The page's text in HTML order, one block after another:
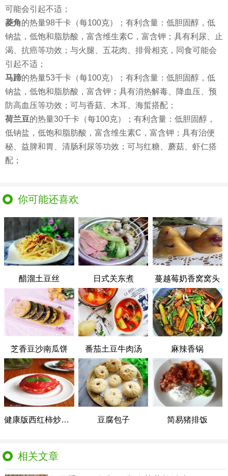
可能会引起不适；
菱角的热量98千卡（每100克）；有利含量：低胆固醇，低
钠盐，低饱和脂肪酸，富含维生素C，富含钾；具有利尿、止
渴、抗癌等功效；与火腿、五花肉、排骨相克，同食可能会
引起不适；
马蹄的热量53千卡（每100克）；有利含量：低胆固醇，低
钠盐，低饱和脂肪酸，富含钾；具有消热解毒、降血压、预
防高血压等功效；可与香菇、木耳、海蜇搭配；
荷兰豆的热量30千卡（每100克）；有利含量：低胆固醇，
低钠盐，低饱和脂肪酸，富含维生素C，富含钾；具有治便
秘、益脾和胃、清肠利尿等功效；可与红糖、蘑菇、虾仁搭
配；
你可能还喜欢
醋溜土豆丝 日式关东煮 蔓越莓奶香窝窝头
芝香豆沙南瓜饼 番茄土豆牛肉汤 麻辣香锅
健康版西红柿炒鸡蛋 豆腐包子 简易猪排饭
相关文章